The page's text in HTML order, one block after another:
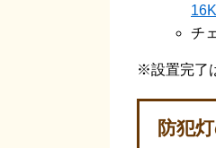
チ
※設置完了
防犯